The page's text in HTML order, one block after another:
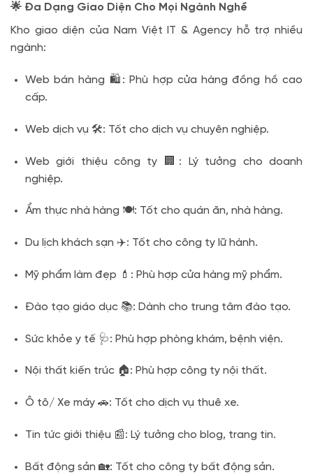
🌟 Đa Dạng Giao Diện Cho Mọi Ngành Nghề
Kho giao diện của Nam Việt IT & Agency hỗ trợ nhiều
ngành:
Web bán hàng 🛍️: Phù hợp cửa hàng đồng hồ cao
cấp.
Web dịch vụ 🛠️: Tốt cho dịch vụ chuyên nghiệp.
Web giới thiệu công ty 🏢: Lý tưởng cho doanh
nghiệp.
Ẩm thực nhà hàng 🍽️: Tốt cho quán ăn, nhà hàng.
Du lịch khách sạn ✈️: Tốt cho công ty lữ hành.
Mỹ phẩm làm đẹp 💄: Phù hợp cửa hàng mỹ phẩm.
Đào tạo giáo dục 📚: Dành cho trung tâm đào tạo.
Sức khỏe y tế 🩺: Phù hợp phòng khám, bệnh viện.
Nội thất kiến trúc 🏠: Phù hợp công ty nội thất.
Ô tô/ Xe máy 🚗: Tốt cho dịch vụ thuê xe.
Tin tức giới thiệu 📰: Lý tưởng cho blog, trang tin.
Bất động sản 🏡: Tốt cho công ty bất động sản.